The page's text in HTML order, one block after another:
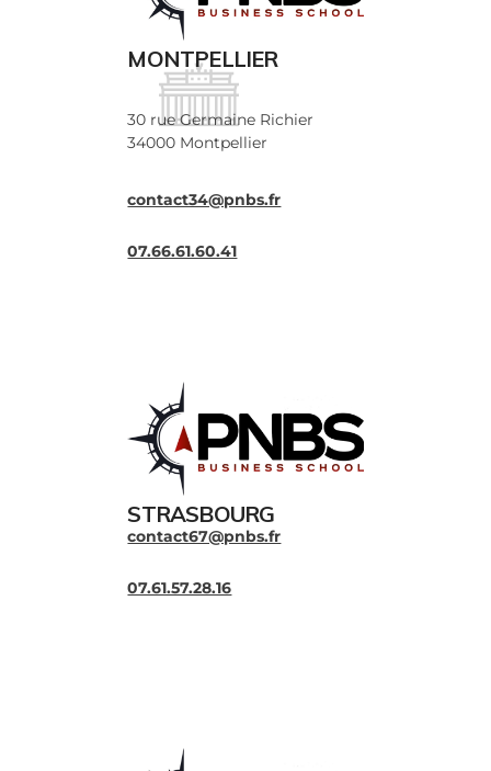
MONTPELLIER
30 rue Germaine Richier
34000 Montpellier
contact34@pnbs.fr
07.66.61.60.41
STRASBOURG
contact67@pnbs.fr
07.61.57.28.16